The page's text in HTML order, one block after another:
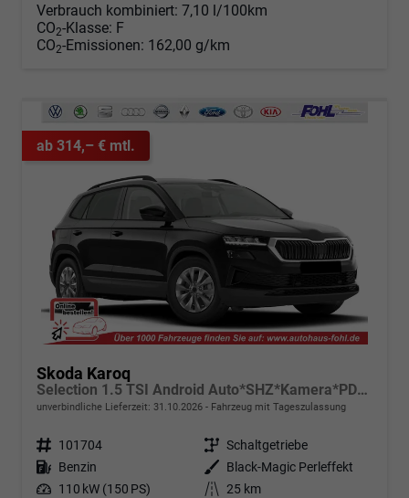
Verbrauch kombiniert: 7,10 l/100km
CO2-Klasse: F
CO2-Emissionen: 162,00 g/km
ab 314,– € mtl.
Skoda Karoq
Selection 1.5 TSI Android Auto*SHZ*Kamera*PDC v/h*Klimaauto*SUNSET*LED
unverbindliche Lieferzeit: 31.10.2026 Fahrzeug mit Tageszulassung
Fahrzeugnr. 101704 Getriebe Schaltgetriebe
Kraftstoff Benzin Außenfarbe
Black-Magic Perleffekt
Leistung 110 kW (150 PS) Kilometerstand 25 km